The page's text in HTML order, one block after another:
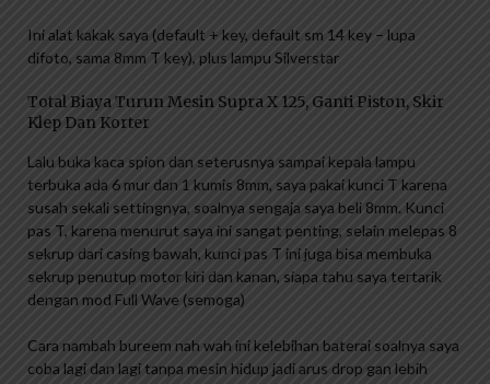
Ini alat kakak saya (default + key, default sm 14 key – lupa
difoto, sama 8mm T key), plus lampu Silverstar
Total Biaya Turun Mesin Supra X 125, Ganti Piston, Skir
Klep Dan Korter
Lalu buka kaca spion dan seterusnya sampai kepala lampu
terbuka ada 6 mur dan 1 kumis 8mm, saya pakai kunci T karena
susah sekali settingnya, soalnya sengaja saya beli 8mm. Kunci
pas T, karena menurut saya ini sangat penting, selain melepas 8
sekrup dari casing bawah, kunci pas T ini juga bisa membuka
sekrup penutup motor kiri dan kanan, siapa tahu saya tertarik
dengan mod Full Wave (semoga)
Cara nambah bureem nah wah ini kelebihan baterai soalnya saya
coba lagi dan lagi tanpa mesin hidup jadi arus drop gan lebih